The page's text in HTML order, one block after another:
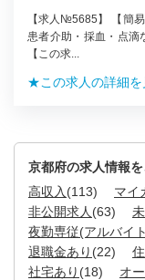
【求人№5685】 【簡
患者介助・採血・点滴
【この求...
★この求人の詳細を
京都府の求人情報
高収入 (113) マイ
非公開求人 (63)
夜勤専従(アルバイ
退職金あり (22)
社宅あり (18) オ